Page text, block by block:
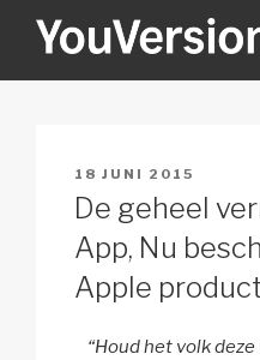
YOUVERSION
GEPLAATST
OP
18 JUNI 2015
De geheel
App, Nu
Apple
“Houd het volk